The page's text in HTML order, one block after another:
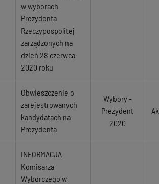
w wyborach
Prezydenta
Rzeczypospolitej
zarządzonych na
dzień 28 czerwca
2020 roku
Obwieszczenie o
zarejestrowanych
kandydatach na
Prezydenta
Wybory -
Prezydent
2020
INFORMACJA
Komisarza
Wyborczego w